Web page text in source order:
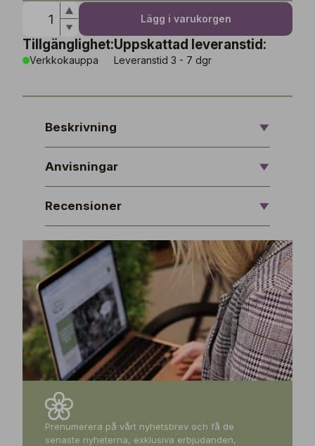
Lägg i varukorgen
Tillgänglighet:
Verkkokauppa
Uppskattad leveranstid:
Leveranstid 3 - 7 dgr
Beskrivning
Anvisningar
Recensioner
Prenumerera på vårt nyhetsbrev och få de
senaste nyheterna, exklusiva erbjudanden,